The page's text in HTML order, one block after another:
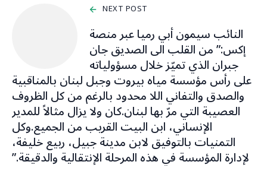
NEXT POST
النائب سيمون أبي رميا عبر منصة
إكس:” من القلب الى الصديق جان
جبران الذي تميّز خلال مسؤولياته
على رأس مؤسسة مياه بيروت وجبل لبنان بالمناقبية
والصدق والتفاني اللا محدود بالرغم من كل الظروف
العصيبة التي مرّ بها لبنان.كان ولا يزال مثالاً للمدير
الإنساني، ابن البيت القريب من الجميع.وكل
التمنيات بالتوفيق لابن مدينة جبيل، ربيع خليفة،
لإدارة المؤسسة في هذه المرحلة الإنتقالية والدقيقة.”